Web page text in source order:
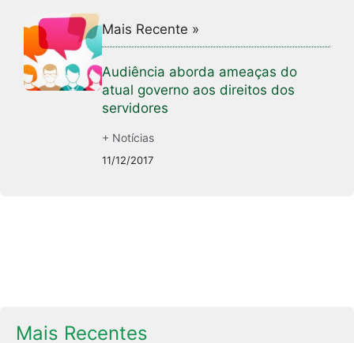
Mais Recente »
Audiência aborda ameaças do
atual governo aos direitos dos
servidores
+ Notícias
11/12/2017
Mais Recentes